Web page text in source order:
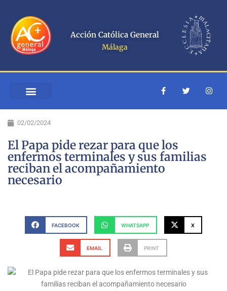
contenido
Acción Católica General
Málaga
F
a
e
k
-
f
T
w
t
I
n
t
02/02/2024
El Papa pide rezar para que los
enfermos terminales y sus familias
reciban el acompañamiento
necesario
FACEBOOK WHATSAPP X
EMAIL PRINT